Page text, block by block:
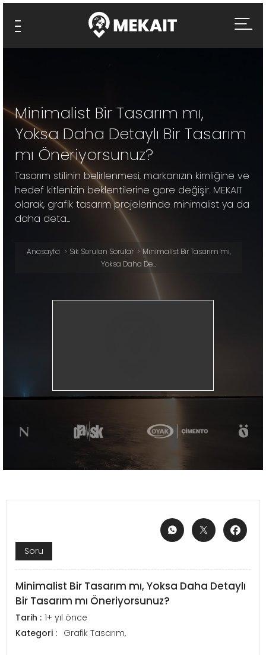
Minimalist Bir Tasarım mı,
Yoksa Daha Detaylı Bir Tasarım
mı Öneriyorsunuz?
Tasarım stilinin belirlenmesi, markanızın kimliğine ve
hedef kitlenizin beklentilerine göre değişir. MEKAIT
olarak, grafik tasarım projelerinde minimalist ya da
daha deta...
Anasayfa Sık Sorulan Sorular
Minimalist Bir Tasarım mı,
Yoksa Daha De...
Soru
Minimalist Bir Tasarım mı, Yoksa Daha Detaylı
Bir Tasarım mı Öneriyorsunuz?
Tarih : 1+ yıl önce
Kategori : Grafik Tasarım,